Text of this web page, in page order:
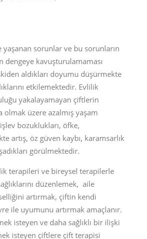
sorunlar ve bu sorunların
dengeye kavuşturulamaması
aldıkları doyumu düşürmekte
etkilemektedir. Evlilik
yakalayamayan çiftlerin
olmak üzere azalmış yaşam
bozuklukları, öfke,
artış, öz güven kaybı, karamsarlık
görülmektedir.
terapileri ve bireysel terapilerle
düzenlemek, aile
artırmak, çiftin kendi
ile uyumunu artırmak amaçlanır.
isteyen ve daha sağlıklı bir ilişki
isteyen çiftlere çift terapisi